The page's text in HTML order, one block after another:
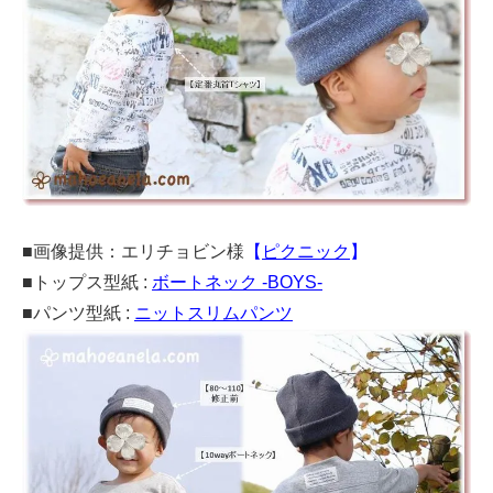
■画像提供：エリチョビン様 【 ピクニック 】
■トップス型紙 : ボートネック -BOYS-
■パンツ型紙 : ニットスリムパンツ